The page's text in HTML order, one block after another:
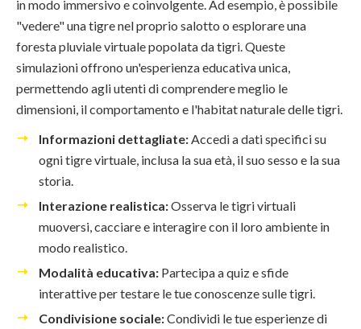
in modo immersivo e coinvolgente. Ad esempio, è possibile
"vedere" una tigre nel proprio salotto o esplorare una
foresta pluviale virtuale popolata da tigri. Queste
simulazioni offrono un'esperienza educativa unica,
permettendo agli utenti di comprendere meglio le
dimensioni, il comportamento e l'habitat naturale delle tigri.
Informazioni dettagliate: Accedi a dati specifici su
ogni tigre virtuale, inclusa la sua età, il suo sesso e la sua
storia.
Interazione realistica:Osserva le tigri virtuali
muoversi, cacciare e interagire con il loro ambiente in
modo realistico.
Modalità educativa: Partecipa a quiz e sfide
interattive per testare le tue conoscenze sulle tigri.
Condivisione sociale:Condividi le tue esperienze di